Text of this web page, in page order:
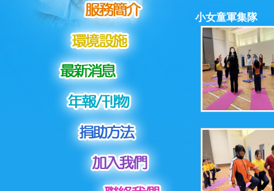
小女童軍集隊